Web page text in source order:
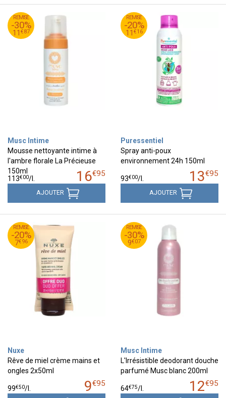
REMISE
-30%
11 €87
16
€
95
11
€
87
Musc Intime
Mousse nettoyante intime à
l'ambre florale La Précieuse
150ml
16€95
113€00/l.
AJOUTER
REMISE
-20%
11 €16
13
€
95
11
€
16
Puressentiel
Spray anti-poux
environnement 24h 150ml
13€95
93€00/l.
AJOUTER
REMISE
-20%
7€96
9
€
95
7
€
96
Nuxe
Rêve de miel crème mains et
ongles 2x50ml
9€95
99€50/l.
REMISE
-30%
9€07
12
€
95
9
€
07
Musc Intime
L'Irrésistible deodorant douche
parfumé Musc blanc 200ml
12€95
64€75/l.